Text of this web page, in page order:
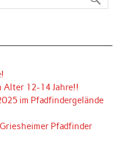
Alter 12-14 Jahre!!
im Pfadfindergelände
Pfadfinder